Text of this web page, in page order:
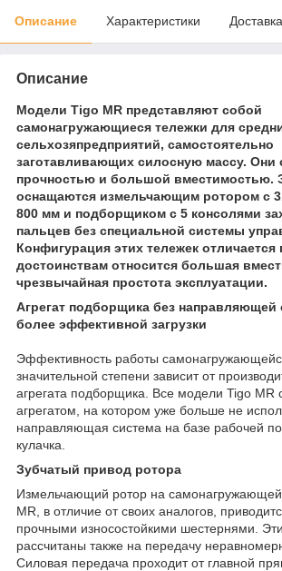
Описание Характеристики Доставка
Описание
Модели Tigo MR представляют собой
самонагружающиеся тележки для
сельхозяпредприятий, самостоятельно
заготавливающих силосную массу. Они
прочностью и большой вместимостью.
оснащаются измельчающим ротором с
800 мм и подборщиком с 5 консолями
пальцев без специальной системы
Конфигурация этих тележек отличается
достоинствам относится большая
чрезвычайная простота эксплуатации.
Агрегат подборщика без направляющей
более эффективной загрузки
Эффективность работы
значительной степени зависит от
агрегата подборщика. Все модели Tigo MR
агрегатом, на котором уже больше не
направляющая система на базе рабочей
кулачка.
Зубчатый привод ротора
Измельчающий ротор на
MR, в отличие от своих аналогов,
прочными износостойкими шестернями.
рассчитаны также на передачу
Силовая передача проходит от главной